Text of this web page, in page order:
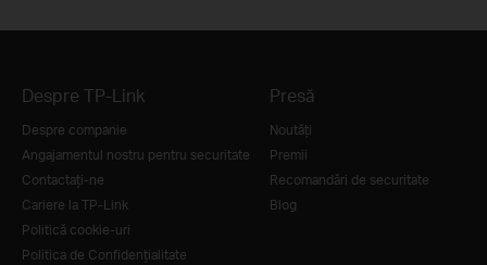
Despre TP-Link
Despre companie
Angajamentul nostru pentru securitate
Contactați-ne
Cariere la TP-Link
Politică cookie-uri
Politica de Confidențialitate
Presă
Noutăţi
Premii
Recomandări de securitate
Blog